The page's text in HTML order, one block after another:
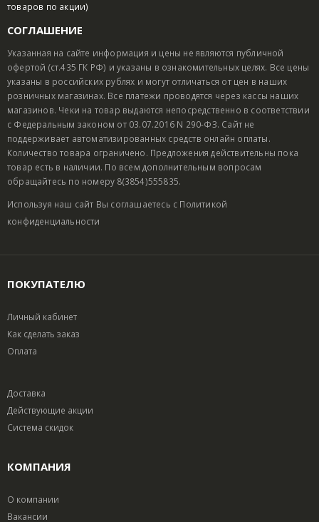
товаров по акции)
СОГЛАШЕНИЕ
Указанная на сайте информация и цены не являются публичной
офертой (ст.435 ГК РФ) и указаны в ознакомительных целях. Все цены
указаны в российских рублях и могут отличаться от цен в наших
розничных магазинах. Все платежи проводятся через кассы наших
магазинов. Чеки на товар выдаются непосредственно в соответствии
с Федеральным законом от 03.07.2016 N 290-ФЗ. Сайт не
поддерживает автоматизированных средств онлайн оплаты.
Количество товара ограничено. Предложения действительны пока
товар есть в наличии. По всем дополнительным вопросам
обращайтесь по номеру 8(3854)555835.
Используя наш сайт Вы соглашаетесь с Политикой
конфиденциальности
ПОКУПАТЕЛЮ
Личный кабинет
Как сделать заказ
Оплата
Доставка
Действующие акции
Система скидок
КОМПАНИЯ
О компании
Вакансии